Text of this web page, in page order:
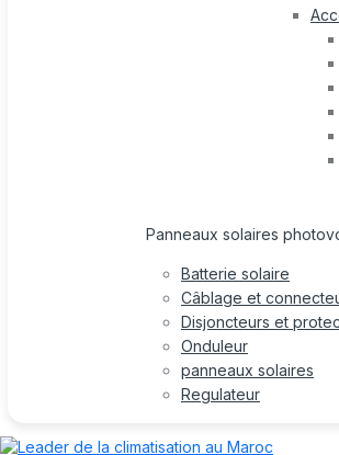
Panneaux solaires
Batterie solaire
Câblage et
Disjoncteurs et
Onduleur
panneaux solaires
Regulateur